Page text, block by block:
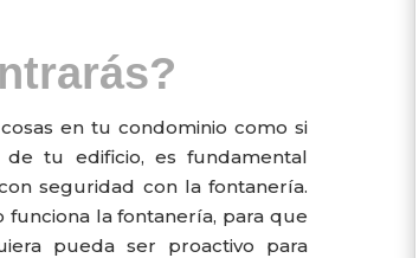
en tu condominio como si
tu edificio, es fundamental
seguridad con la fontanería.
la fontanería, para que
pueda ser proactivo para